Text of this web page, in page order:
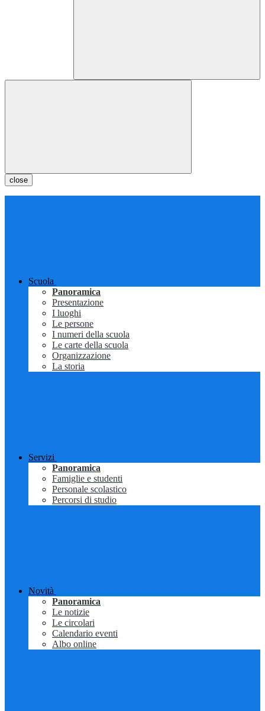
close
Scuola
Panoramica
Presentazione
I luoghi
Le persone
I numeri della scuola
Le carte della scuola
Organizzazione
La storia
Servizi
Panoramica
Famiglie e studenti
Personale scolastico
Percorsi di studio
Novità
Panoramica
Le notizie
Le circolari
Calendario eventi
Albo online